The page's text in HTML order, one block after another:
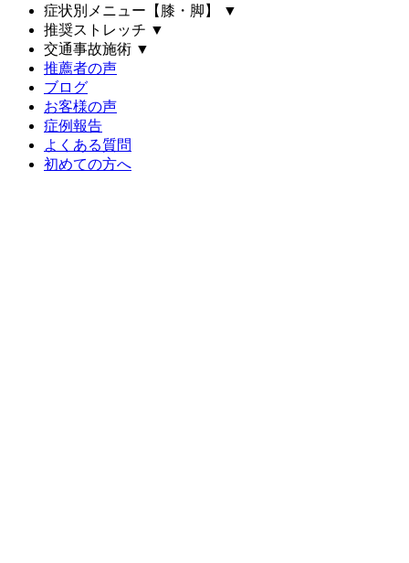
症状別メニュー【膝・脚】
▼
推奨ストレッチ ▼
交通事故施術 ▼
推薦者の声
ブログ
お客様の声
症例報告
よくある質問
初めての方へ